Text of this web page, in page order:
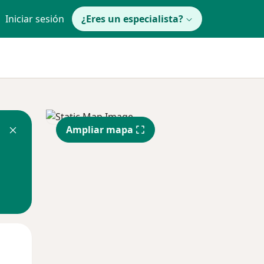
Iniciar sesión ¿Eres un especialista?
Ampliar mapa